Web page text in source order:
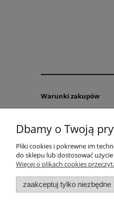
Warunki zakupów
Reklamacje i zwroty
Czas i koszty dostawy
Polityka Prywatności
Ratownictwo wodne,
Dbamy o Twoją
Pliki cookies i pokrewne im
do sklepu lub dostosować
Więcej o plikach cookies
zaakceptuj tylko niezbędne